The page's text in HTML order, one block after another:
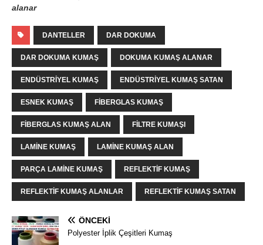
alanar
DANTELLER DAR DOKUMA
DAR DOKUMA KUMAŞ DOKUMA KUMAŞ ALANAR
ENDÜSTRIYEL KUMAŞ ENDÜSTRIYEL KUMAŞ SATAN
ESNEK KUMAŞ FIBERGLAS KUMAŞ
FIBERGLAS KUMAŞ ALAN FILTRE KUMAŞI
LAMINE KUMAŞ LAMINE KUMAŞ ALAN
PARÇA LAMINE KUMAŞ REFLEKTIF KUMAŞ
REFLEKTIF KUMAŞ ALANLAR REFLEKTIF KUMAŞ SATAN
ÖNCEKI
Polyester İplik Çeşitleri Kumaş